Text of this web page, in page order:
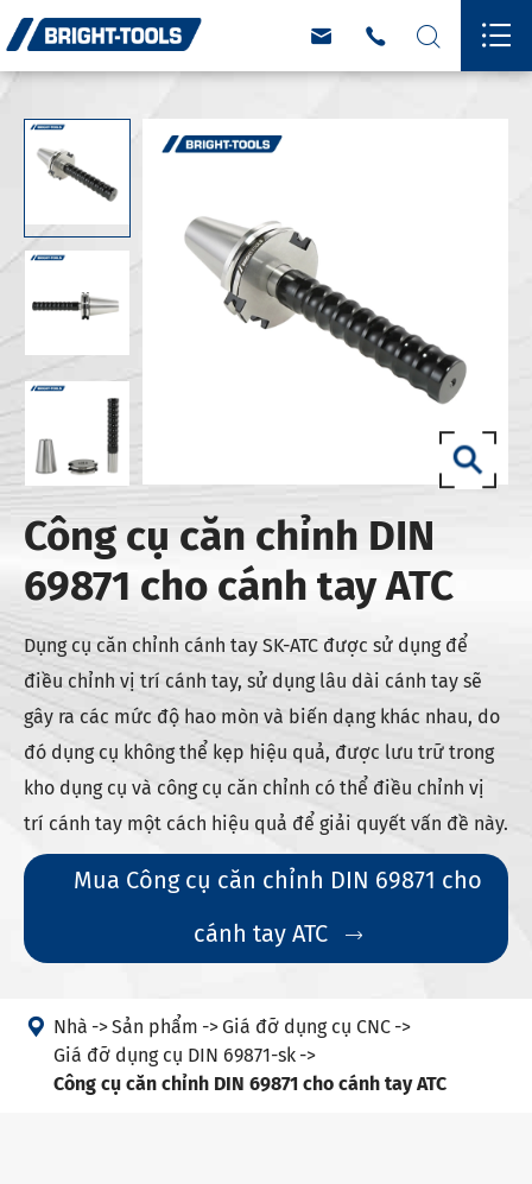
   
Công cụ căn chỉnh DIN
69871 cho cánh tay ATC
Dụng cụ căn chỉnh cánh tay SK-ATC được sử dụng để
điều chỉnh vị trí cánh tay, sử dụng lâu dài cánh tay sẽ
gây ra các mức độ hao mòn và biến dạng khác nhau, do
đó dụng cụ không thể kẹp hiệu quả, được lưu trữ trong
kho dụng cụ và công cụ căn chỉnh có thể điều chỉnh vị
trí cánh tay một cách hiệu quả để giải quyết vấn đề này.
Mua Công cụ căn chỉnh DIN 69871 cho
cánh tay ATC

 Nhà Sản phẩm
Giá đỡ dụng cụ CNC
Giá đỡ dụng cụ DIN 69871-sk
Công cụ căn chỉnh DIN 69871 cho cánh tay ATC